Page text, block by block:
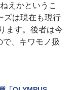
えかというこ
ズは現在も現行
ます。後者は今
、キワモノ扱